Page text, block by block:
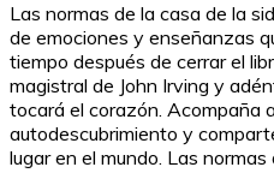
Las normas de la casa de la
de emociones y enseñanzas
tiempo después de cerrar el
magistral de John Irving y
tocará el corazón. Acompaña
autodescubrimiento y
lugar en el mundo. Las